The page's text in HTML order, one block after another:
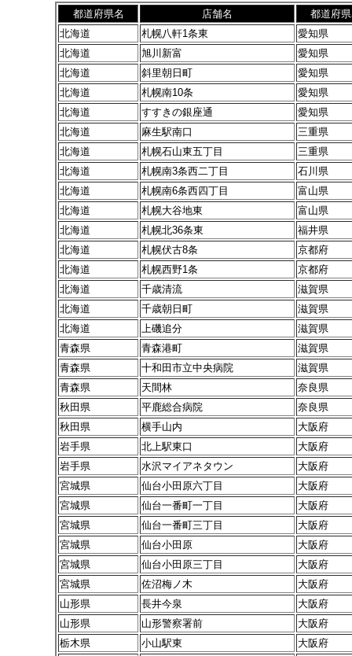
都道府県名 店舗名
都道府
北海道
札幌八軒1条東
愛知県
北海道
旭川新富
愛知県
北海道
斜里朝日町
愛知県
北海道
札幌南10条
愛知県
北海道
すすきの銀座通
愛知県
北海道
麻生駅南口
三重県
北海道
札幌石山東五丁目
三重県
北海道
札幌南3条西二丁目
石川県
北海道
札幌南6条西四丁目
富山県
北海道
札幌大谷地東
富山県
北海道
札幌北36条東
福井県
北海道
札幌伏古8条
京都府
北海道
札幌西野1条
京都府
北海道
千歳清流
滋賀県
北海道
千歳朝日町
滋賀県
北海道
上磯追分
滋賀県
青森県
青森港町
滋賀県
青森県
十和田市立中央病院
滋賀県
青森県
天間林
奈良県
秋田県
平鹿総合病院
奈良県
秋田県
横手山内
大阪府
岩手県
北上駅東口
大阪府
岩手県
水沢マイアネタウン
大阪府
宮城県
仙台小田原六丁目
大阪府
宮城県
仙台一番町一丁目
大阪府
宮城県
仙台一番町三丁目
大阪府
宮城県
仙台小田原
大阪府
宮城県
仙台小田原三丁目
大阪府
宮城県
佐沼梅ノ木
大阪府
山形県
長井今泉
大阪府
山形県
山形警察署前
大阪府
栃木県
小山駅東
大阪府